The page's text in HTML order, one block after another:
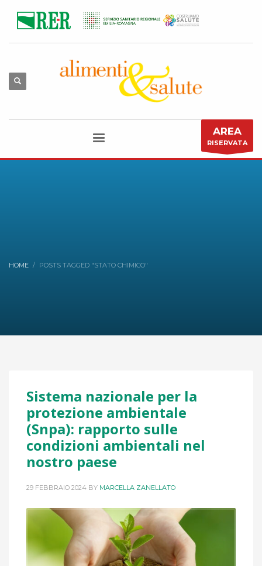
AREA
RISERVATA
HOME POSTS TAGGED "STATO CHIMICO"
Sistema nazionale per la
protezione ambientale
(Snpa): rapporto sulle
condizioni ambientali nel
nostro paese
29 FEBBRAIO 2024 BY MARCELLA ZANELLATO